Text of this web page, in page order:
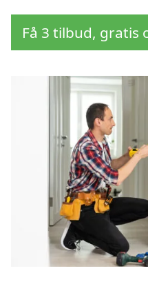
Få 3 tilbud, gratis